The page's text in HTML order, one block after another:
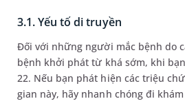
3.1. Yếu tố di truyền
Đối với những người mắc bệnh do
bệnh khởi phát từ khá sớm, khi
22. Nếu bạn phát hiện các triệu
gian này, hãy nhanh chóng đi